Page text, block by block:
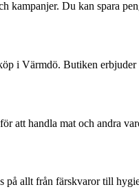
Du kan spara
i Värmdö. Butiken
att handla mat och andra
allt från färskvaror till